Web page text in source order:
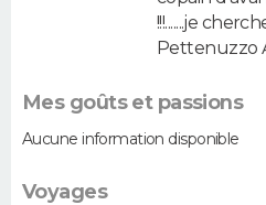
!!!.......je
Pettenuzzo
Mes goûts et passions
Aucune information disponible
Voyages